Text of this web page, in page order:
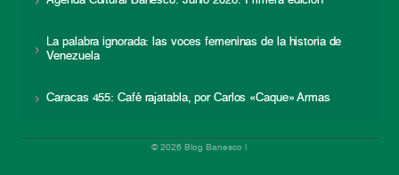
La palabra ignorada: las voces femeninas de la historia de
Venezuela
Caracas 455: Café rajatabla, por Carlos «Caque» Armas
© 2026 Blog Banesco |